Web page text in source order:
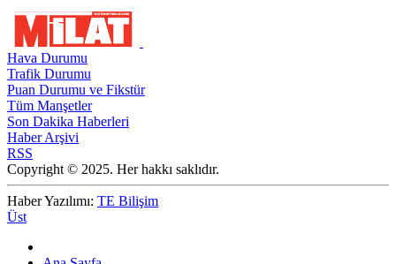
Hava Durumu
Trafik Durumu
Puan Durumu ve Fikstür
Tüm Manşetler
Son Dakika Haberleri
Haber Arşivi
RSS
Copyright © 2025. Her hakkı saklıdır.
Haber Yazılımı: TE Bilişim
Üst